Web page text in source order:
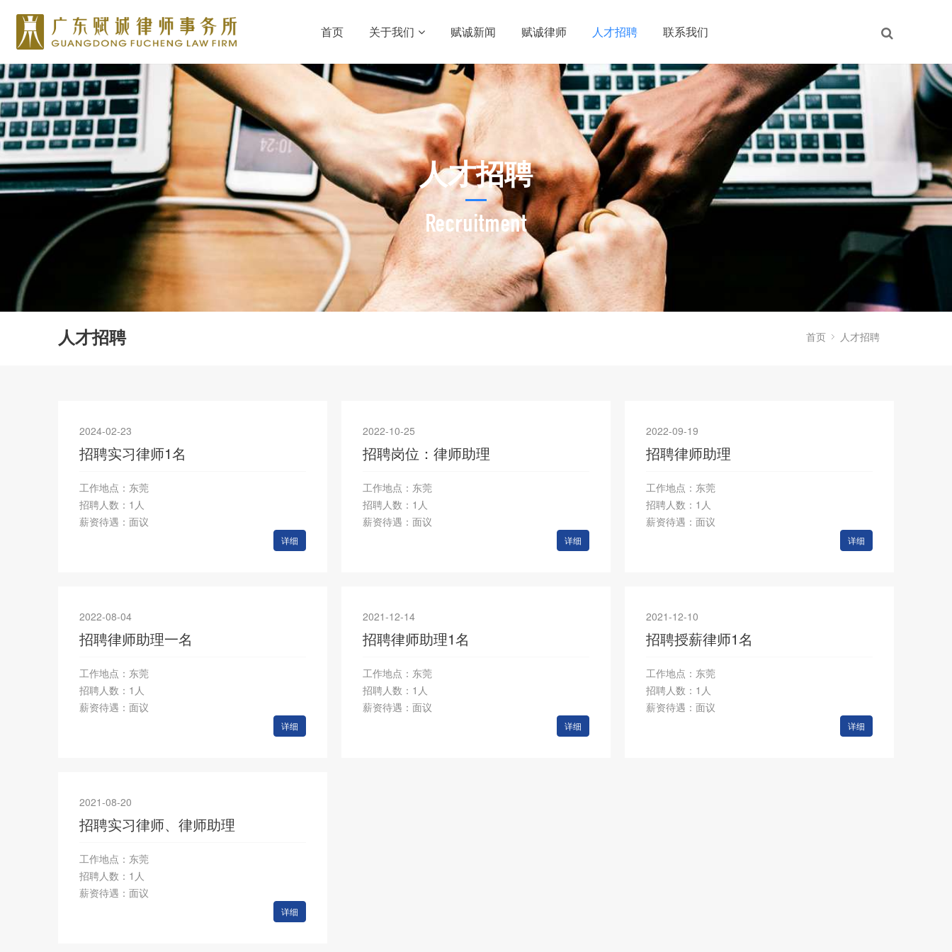
首页 关于我们 赋诚新闻 赋诚律师 人才招聘 联系我们
人才招聘
Recruitment
人才招聘 首页 人才招聘
2024-02-23
招聘实习律师1名
工作地点：东莞
招聘人数：1人
薪资待遇：面议
详细
2022-10-25
招聘岗位：律师助理
工作地点：东莞
招聘人数：1人
薪资待遇：面议
详细
2022-09-19
招聘律师助理
工作地点：东莞
招聘人数：1人
薪资待遇：面议
详细
2022-08-04
招聘律师助理一名
工作地点：东莞
招聘人数：1人
薪资待遇：面议
详细
2021-12-14
招聘律师助理1名
工作地点：东莞
招聘人数：1人
薪资待遇：面议
详细
2021-12-10
招聘授薪律师1名
工作地点：东莞
招聘人数：1人
薪资待遇：面议
详细
2021-08-20
招聘实习律师、律师助理
工作地点：东莞
招聘人数：1人
薪资待遇：面议
详细